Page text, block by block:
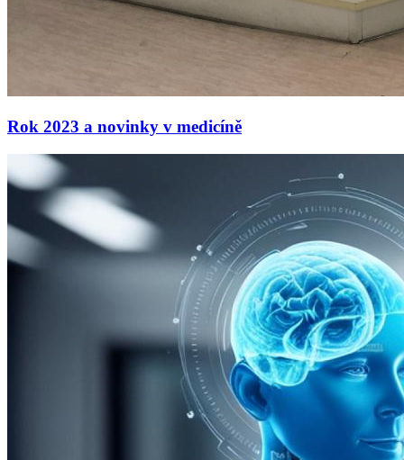
Rok 2023 a novinky v medicíně